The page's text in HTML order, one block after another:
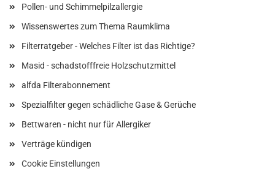
Pollen- und Schimmelpilzallergie
Wissenswertes zum Thema Raumklima
Filterratgeber - Welches Filter ist das Richtige?
Masid - schadstofffreie Holzschutzmittel
alfda Filterabonnement
Spezialfilter gegen schädliche Gase & Gerüche
Bettwaren - nicht nur für Allergiker
Verträge kündigen
Cookie Einstellungen